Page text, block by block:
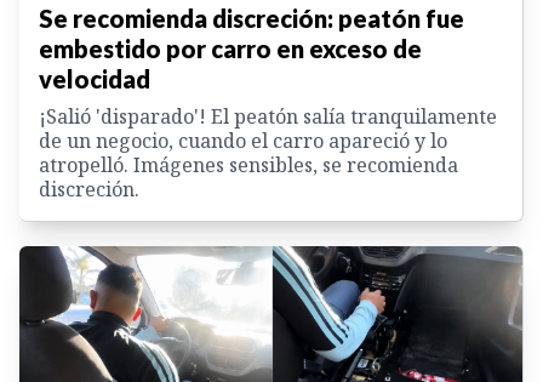
Se recomienda discreción: peatón fue
embestido por carro en exceso de
velocidad
¡Salió 'disparado'! El peatón salía tranquilamente
de un negocio, cuando el carro apareció y lo
atropelló. Imágenes sensibles, se recomienda
discreción.